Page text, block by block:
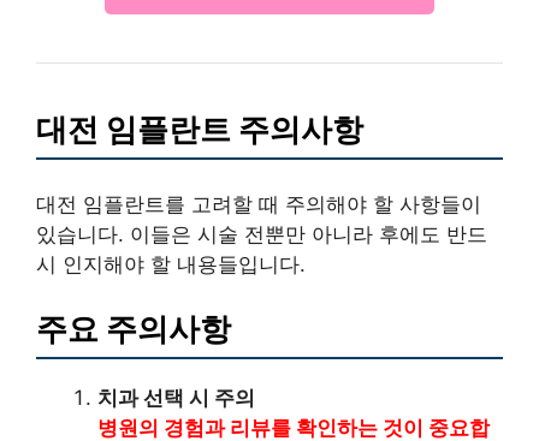
대전 임플란트 주의사항
대전 임플란트를 고려할 때 주의해야 할 사항들이
있습니다. 이들은 시술 전뿐만 아니라 후에도 반드
시 인지해야 할 내용들입니다.
주요 주의사항
치과 선택 시 주의
병원의 경험과 리뷰를 확인하는 것이 중요합